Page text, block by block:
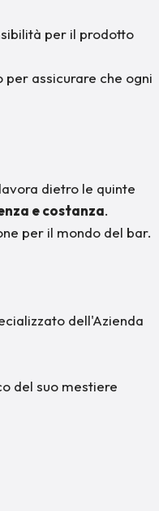
per il prodotto
assicurare che ogni
dietro le quinte
e costanza.
per il mondo del bar.
dell'Azienda
del suo mestiere